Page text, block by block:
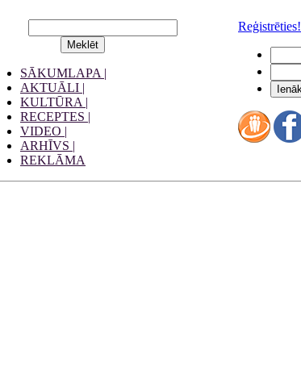
SĀKUMLAPA |
AKTUĀLI |
KULTŪRA |
RECEPTES |
VIDEO |
ARHĪVS |
REKLĀMA
Reģistrēties!